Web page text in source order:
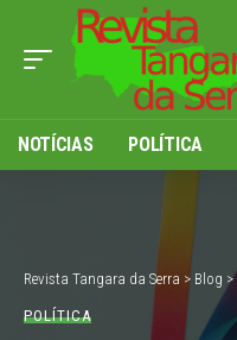
NOTÍCIAS POLÍTICA
Revista Tangara da Serra > Blog >
POLÍTICA